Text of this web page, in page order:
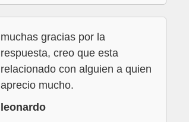
muchas gracias por la
respuesta, creo que esta
relacionado con alguien a quien
aprecio mucho.
leonardo